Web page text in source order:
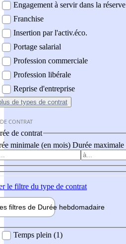
Engagement à servir dans la réserve
Franchise
Insertion par l'activ.éco.
Portage salarial
Profession commerciale
Profession libérale
Reprise d'entreprise
de types de contrat
CONTRAT
de contrat
minimale (en mois) Durée maximale
le filtre du type de contrat
filtres de Durée hebdomadaire
Temps plein (1)